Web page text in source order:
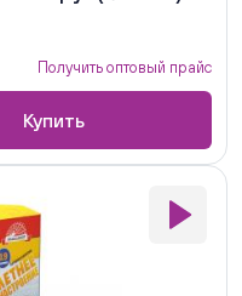
Получить оптовый прайс
Купить